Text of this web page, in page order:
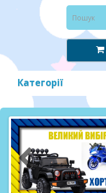
Категорії